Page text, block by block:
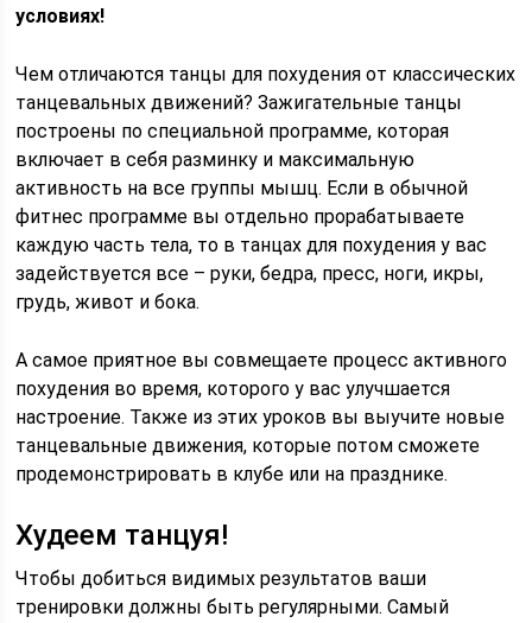
условиях!
Чем отличаются танцы для похудения от классических
танцевальных движений? Зажигательные танцы
построены по специальной программе, которая
включает в себя разминку и максимальную
активность на все группы мышц. Если в обычной
фитнес программе вы отдельно прорабатываете
каждую часть тела, то в танцах для похудения у вас
задействуется все – руки, бедра, пресс, ноги, икры,
грудь, живот и бока.
А самое приятное вы совмещаете процесс активного
похудения во время, которого у вас улучшается
настроение. Также из этих уроков вы выучите новые
танцевальные движения, которые потом сможете
продемонстрировать в клубе или на празднике.
Худеем танцуя!
Чтобы добиться видимых результатов ваши
тренировки должны быть регулярными. Самый